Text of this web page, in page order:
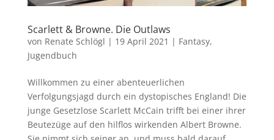
Scarlett & Browne. Die Outlaws
von Renate Schlögl | 19 April 2021 | Fantasy,
Jugendbuch
Willkommen zu einer abenteuerlichen
Verfolgungsjagd durch ein dystopisches England! Die
junge Gesetzlose Scarlett McCain trifft bei einer ihrer
Beutezüge auf den hilflos wirkenden Albert Browne.